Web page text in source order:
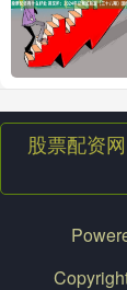
股票配资网